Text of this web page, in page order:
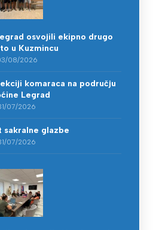
osvojili ekipno drugo
u Kuzmincu
08/2026
komaraca na području
Legrad
07/2026
sakralne glazbe
07/2026